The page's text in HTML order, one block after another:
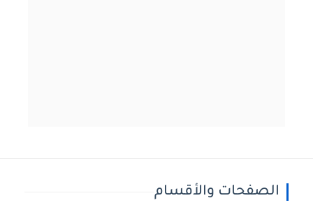
الصفحات والأقسام